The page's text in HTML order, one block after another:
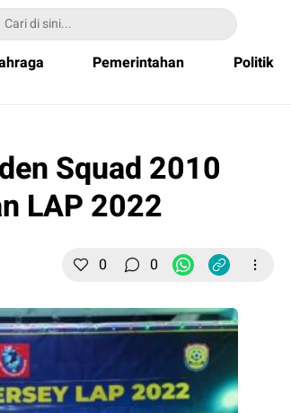
Pemerintahan Politik
Squad 2010
LAP 2022
0 0